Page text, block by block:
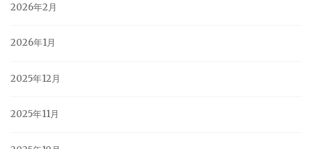
2026年2月
2026年1月
2025年12月
2025年11月